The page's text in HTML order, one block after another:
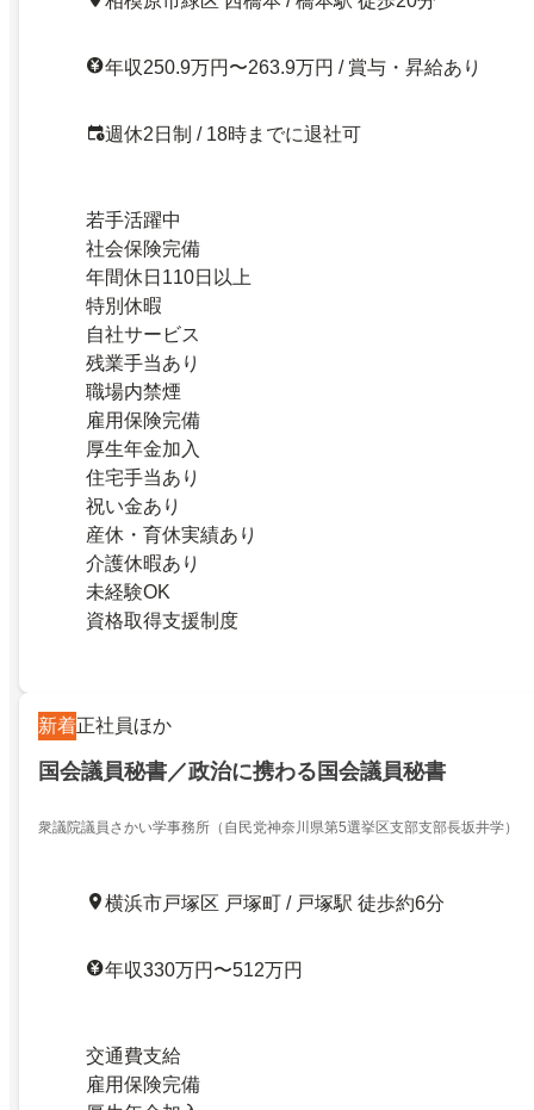
年収250.9万円〜263.9万円 / 賞与・昇給あり
週休2日制 / 18時までに退社可
若手活躍中
社会保険完備
年間休日110日以上
特別休暇
自社サービス
残業手当あり
職場内禁煙
雇用保険完備
厚生年金加入
住宅手当あり
祝い金あり
産休・育休実績あり
介護休暇あり
未経験OK
資格取得支援制度
新着正社員ほか
国会議員秘書／政治に携わる国会議員秘書
衆議院議員さかい学事務所（自民党神奈川県第5選挙区支部支部長坂井学）
横浜市戸塚区 戸塚町 / 戸塚駅 徒歩約6分
年収330万円〜512万円
交通費支給
雇用保険完備